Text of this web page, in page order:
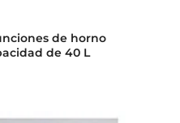
de horno
de 40 L